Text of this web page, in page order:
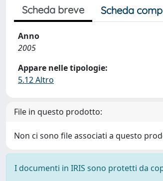
Scheda breve Scheda
Anno
2005
Appare nelle tipologie:
5.12 Altro
File in questo prodotto:
Non ci sono file associati a questo
I documenti in IRIS sono protetti da